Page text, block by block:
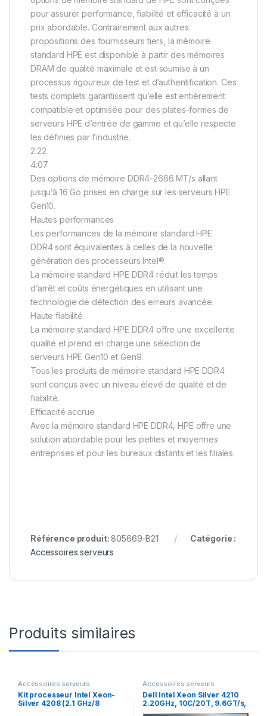
pour assurer performance, fiabilité et efficacité à un
prix abordable. Contrairement aux autres
propositions des fournisseurs tiers, la mémoire
standard HPE est disponible à partir des mémoires
DRAM de qualité maximale et est soumise à un
processus rigoureux de test et d’authentification. Ces
tests complets garantissent qu’elle est entièrement
compatible et optimisée pour des plates-formes de
serveurs HPE d’entrée de gamme et qu’elle respecte
les définies par l’industrie.
2:22
4:07
Des options de mémoire DDR4-2666 MT/s allant
jusqu’à 16 Go prises en charge sur les serveurs HPE
Gen10.
Hautes performances
Les performances de la mémoire standard HPE
DDR4 sont équivalentes à celles de la nouvelle
génération des processeurs Intel®.
La mémoire standard HPE DDR4 réduit les temps
d’arrêt et coûts énergétiques en utilisant une
technologie de détection des erreurs avancée.
Haute fiabilité
La mémoire standard HPE DDR4 offre une excellente
qualité et prend en charge une sélection de
serveurs HPE Gen10 et Gen9.
Tous les produits de mémoire standard HPE DDR4
sont conçus avec un niveau élevé de qualité et de
fiabilité.
Efficacité accrue
Avec la mémoire standard HPE DDR4, HPE offre une
solution abordable pour les petites et moyennes
entreprises et pour les bureaux distants et les filiales.
Référence produit:805669-B21
Catégorie :
Accessoires serveurs
Produits similaires
Accessoires serveurs
Kit processeur Intel Xeon-
Silver 4208 (2.1 GHz/8
Accessoires serveurs
Dell Intel Xeon Silver 4210
2.20GHz, 10C/20T, 9.6GT/s,
13.75M Cache, Turbo, HT